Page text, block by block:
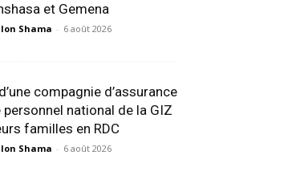
et Gemena
Shama - 6 août 2026
compagnie d’assurance
national de la GIZ
familles en RDC
Shama - 6 août 2026